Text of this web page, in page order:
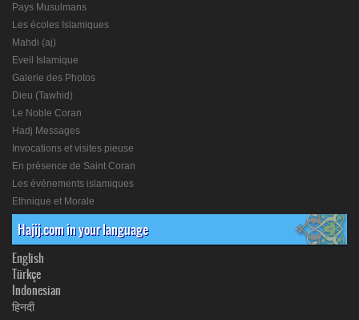
Pays Musulmans
Les écoles Islamiques
Mahdi (aj)
Eveil Islamique
Galerie des Photos
Dieu (Tawhid)
Le Noble Coran
Hadj Messages
Invocations et visites pieuse
En présence de Saint Coran
Les événements islamiques
Ethnique et Morale
Hajij.com in your language
English
Türkçe
Indonesian
हिनदी